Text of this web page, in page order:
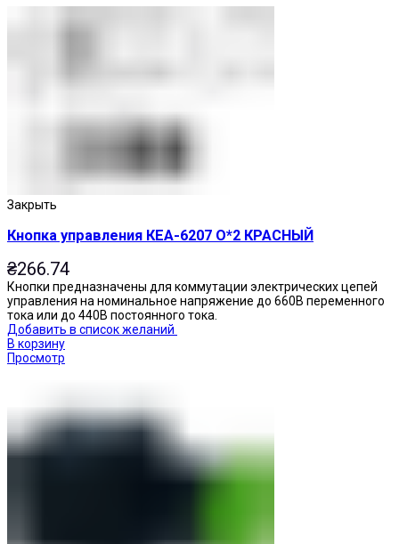
Закрыть
Кнопка управления КЕА-6207 О*2 КРАСНЫЙ
₴266.74
Кнопки предназначены для коммутации электрических цепей
управления на номинальное напряжение до 660В переменного
тока или до 440В постоянного тока.
Добавить в список желаний
В корзину
Просмотр